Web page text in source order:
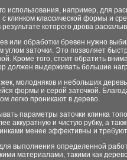
использования, например, для
клинком классической формы и
которого дрова
или обработки бревен нужно
заточки. Это позволяет
Кроме того, стоит обратить
должен выдерживать большие
молодняков и небольших
формы и серой заточкой.
легко проникают в дерево.
параметры заточки клинка
аккуратную и чистую рубку, а
менее эффективны и
выполнения определенной
материалами, такими как